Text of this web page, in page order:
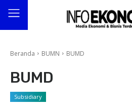
Beranda BUMN BUMD
BUMD
Subsidiary